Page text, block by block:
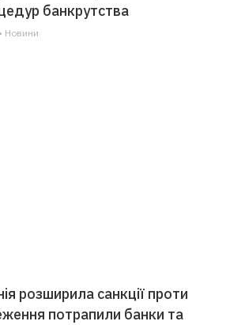
банкрутства
Новини
розширила санкції проти
потрапили банки та